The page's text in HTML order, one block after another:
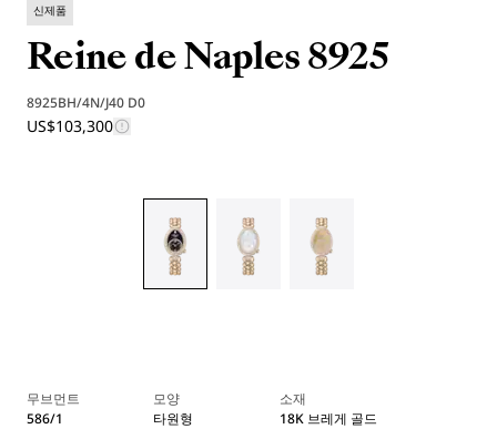
신제품
Reine de Naples 8925
8925BH/4N/J40 D0
US$103,300
무브먼트
586/1
모양
타원형
소재
18K 브레게 골드